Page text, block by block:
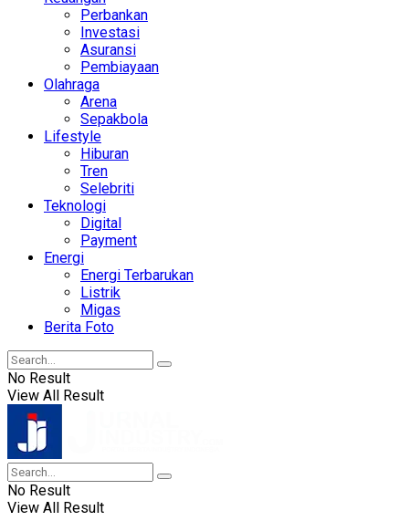
Perbankan
Investasi
Asuransi
Pembiayaan
Olahraga
Arena
Sepakbola
Lifestyle
Hiburan
Tren
Selebriti
Teknologi
Digital
Payment
Energi
Energi Terbarukan
Listrik
Migas
Berita Foto
No Result
View All Result
No Result
View All Result